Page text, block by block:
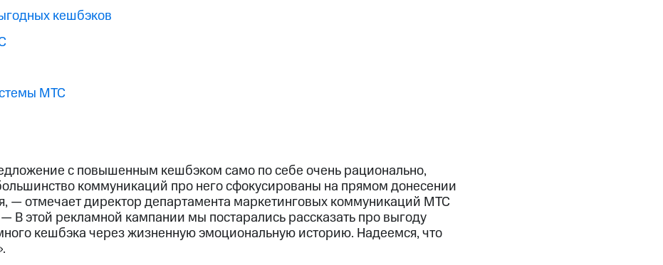
кешбэков
МТС
с повышенным кешбэком само по себе очень рационально,
коммуникаций про него сфокусированы на прямом донесении
— отмечает директор департамента маркетинговых коммуникаций МТС
В этой рекламной кампании мы постарались рассказать про выгоду
кешбэка через жизненную эмоциональную историю. Надеемся, что